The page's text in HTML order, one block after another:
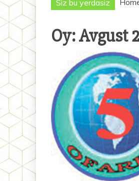
Siz bu yerdasiz
Oy:Avgust